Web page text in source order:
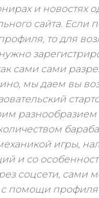
и новостях
сайта. Если
то для
сами сами
мы даем вы
разнообразием
игры,
и со
соцсети, сами
с помощи профиля